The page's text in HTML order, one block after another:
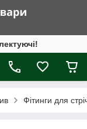
Фітинги для